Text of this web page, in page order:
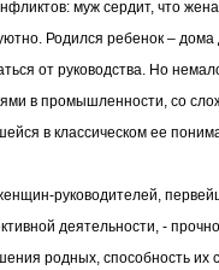
муж сердит, что
Родился ребенок –
от руководства. Но
в промышленности, со
в классическом ее
руководителей,
деятельности, -
родных, способность их